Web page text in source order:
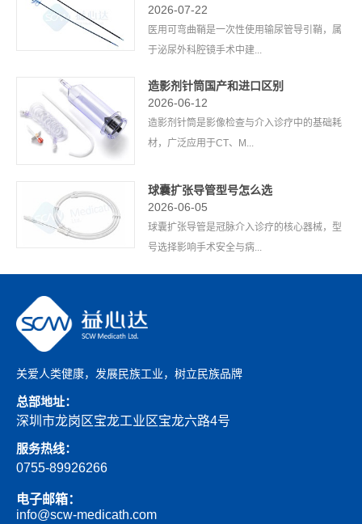
2026-07-22
医用可弯曲鞘是一次性使用输尿管导引鞘，属
于泌尿外科腔镜手术中建...
造影剂针筒国产和进口区别
2026-06-12
造影剂针筒是影像检查与介入诊疗中的基础耗
材，广泛应用于CT、M...
球囊扩张导管型号怎么选
2026-06-05
球囊扩张导管是冠脉介入诊疗的核心器械，型
号选择影响手术安全与病...
关爱人类健康，发展民族工业，树立民族品牌
总部地址：
深圳市龙岗区宝龙工业区宝龙六路4号
服务热线：
0755-89926266
电子邮箱：
info@scw-medicath.com